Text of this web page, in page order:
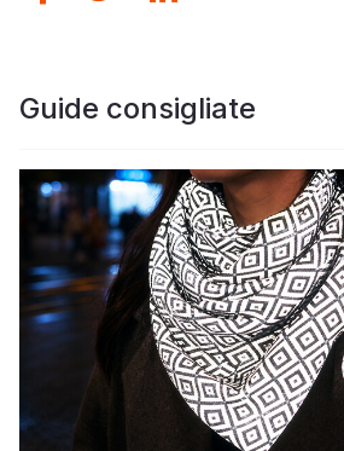
Catalogare
Video
Contatto
Guide consigliate